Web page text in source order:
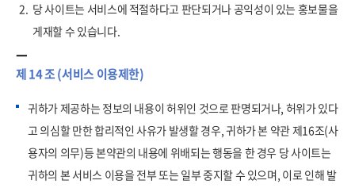
2. 당 사이트는 서비스에 적절하다고 판단되거나 공익성이 있는 홍보물을
게재할 수 있습니다.
제 14 조 (서비스 이용제한)
귀하가 제공하는 정보의 내용이 허위인 것으로 판명되거나, 허위가 있다
고 의심할 만한 합리적인 사유가 발생할 경우, 귀하가 본 약관 제16조(사
용자의 의무)등 본약관의 내용에 위배되는 행동을 한 경우 당 사이트는
귀하의 본 서비스 이용을 전부 또는 일부 중지할 수 있으며, 이로 인해 발